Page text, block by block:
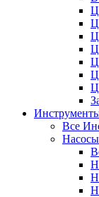
Все
Насосы